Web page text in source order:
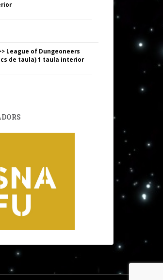
League of Dungeoneers
de taula) 1 taula interior